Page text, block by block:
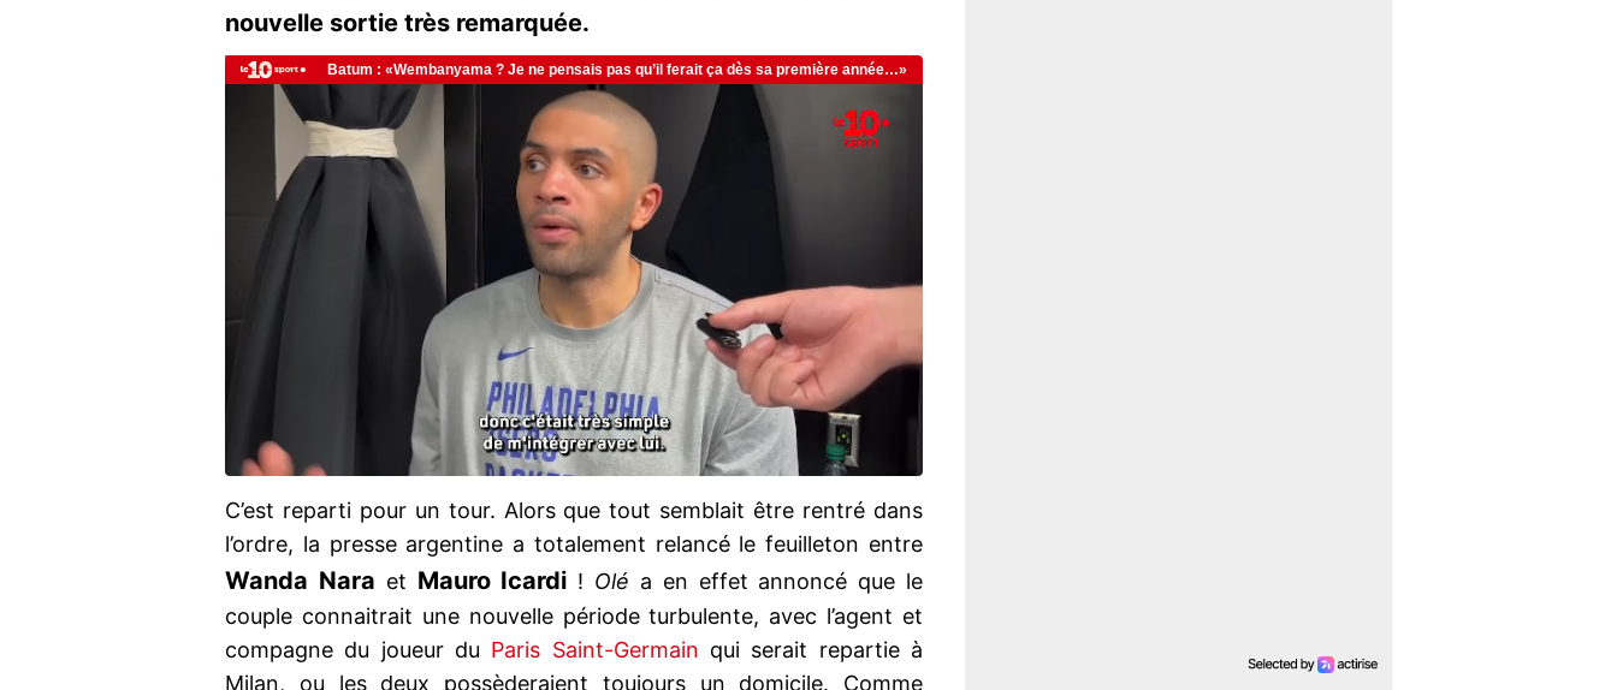
nouvelle sortie très remarquée.
C’est reparti pour un tour. Alors que tout semblait être rentré dans
l’ordre, la presse argentine a totalement relancé le feuilleton entre
Wanda Nara et Mauro Icardi ! Olé a en effet annoncé que le
couple connaitrait une nouvelle période turbulente, avec l’agent et
compagne du joueur du Paris Saint-Germain qui serait repartie à
Milan, ou les deux possèderaient toujours un domicile. Comme